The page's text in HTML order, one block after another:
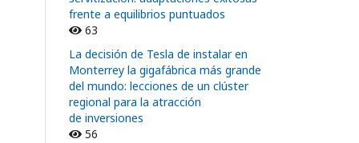
frente a equilibrios puntuados
63
La decisión de Tesla de instalar en
Monterrey la gigafábrica más grande
del mundo: lecciones de un clúster
regional para la atracción
de inversiones
56